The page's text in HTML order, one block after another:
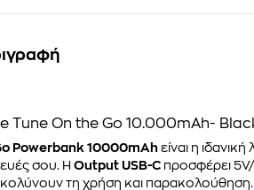
Tune On the Go 10.000mAh-
Powerbank 10000mAhείναι η
σου. Η Output USB-Cπροσφέρει 5V/
τη χρήση και παρακολούθηση.